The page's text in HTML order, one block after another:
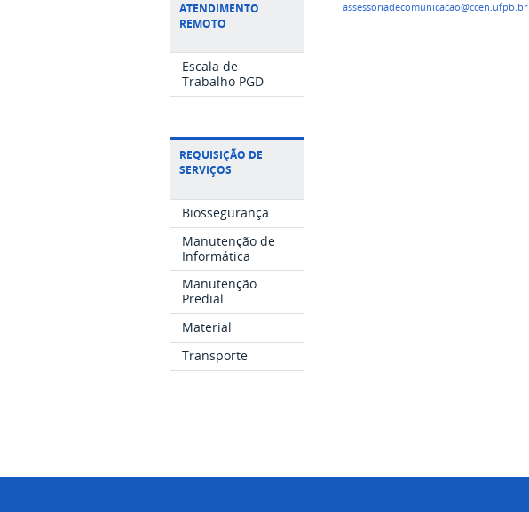
ATENDIMENTO
REMOTO
Escala de
Trabalho PGD
REQUISIÇÃO DE
SERVIÇOS
Biossegurança
Manutenção de
Informática
Manutenção
Predial
Material
Transporte
assessoriadecomunicacao@ccen.ufpb.br